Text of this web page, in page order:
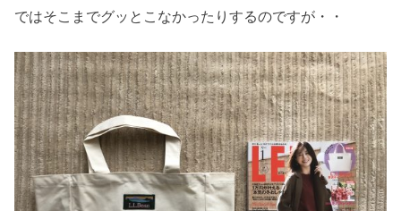
ではそこまでグッとこなかったりするのですが・・